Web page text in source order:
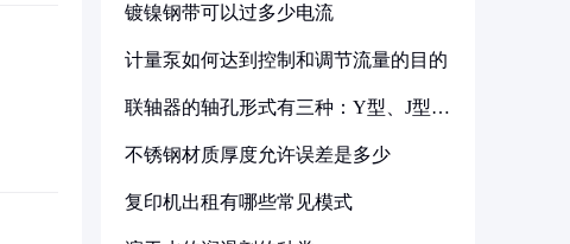
镀镍钢带可以过多少电流
计量泵如何达到控制和调节流量的目的
联轴器的轴孔形式有三种：Y型、J型、
不锈钢材质厚度允许误差是多少
复印机出租有哪些常见模式